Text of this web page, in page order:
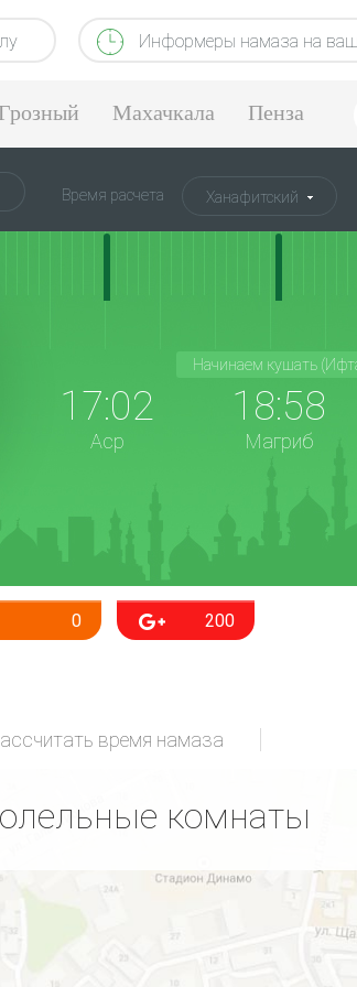
Информеры намаза на
Грозный Махачкала Пенза
Время расчета Ханафитский
17:02
Аср
Начинаем кушать
18:58
Магриб
0 200
время намаза
комнаты